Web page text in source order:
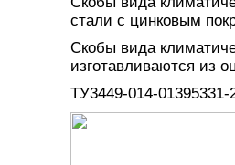
стали с цинковым
Скобы вида
изготавливаются из
ТУ3449-014-